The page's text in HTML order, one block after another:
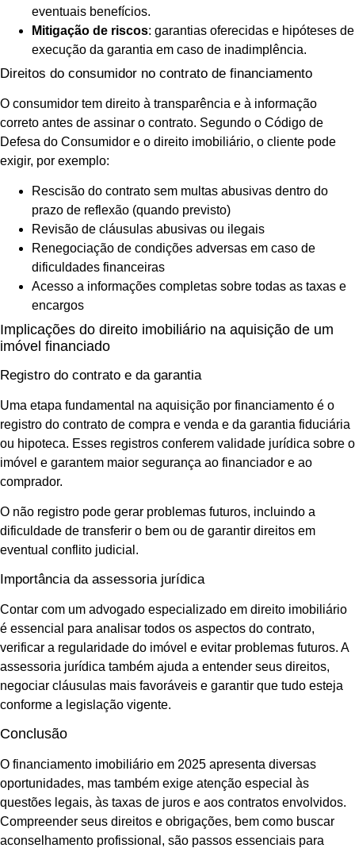
eventuais benefícios.
Mitigação de riscos: garantias oferecidas e hipóteses de
execução da garantia em caso de inadimplência.
Direitos do consumidor no contrato de financiamento
O consumidor tem direito à transparência e à informação
correto antes de assinar o contrato. Segundo o Código de
Defesa do Consumidor e o direito imobiliário, o cliente pode
exigir, por exemplo:
Rescisão do contrato sem multas abusivas dentro do
prazo de reflexão (quando previsto)
Revisão de cláusulas abusivas ou ilegais
Renegociação de condições adversas em caso de
dificuldades financeiras
Acesso a informações completas sobre todas as taxas e
encargos
Implicações do direito imobiliário na aquisição de um
imóvel financiado
Registro do contrato e da garantia
Uma etapa fundamental na aquisição por financiamento é o
registro do contrato de compra e venda e da garantia fiduciária
ou hipoteca. Esses registros conferem validade jurídica sobre o
imóvel e garantem maior segurança ao financiador e ao
comprador.
O não registro pode gerar problemas futuros, incluindo a
dificuldade de transferir o bem ou de garantir direitos em
eventual conflito judicial.
Importância da assessoria jurídica
Contar com um advogado especializado em direito imobiliário
é essencial para analisar todos os aspectos do contrato,
verificar a regularidade do imóvel e evitar problemas futuros. A
assessoria jurídica também ajuda a entender seus direitos,
negociar cláusulas mais favoráveis e garantir que tudo esteja
conforme a legislação vigente.
Conclusão
O financiamento imobiliário em 2025 apresenta diversas
oportunidades, mas também exige atenção especial às
questões legais, às taxas de juros e aos contratos envolvidos.
Compreender seus direitos e obrigações, bem como buscar
aconselhamento profissional, são passos essenciais para